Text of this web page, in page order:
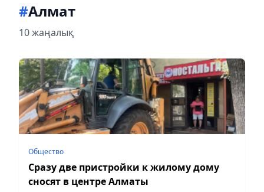
#Алмат
10 жаңалық
Общество
Сразу две пристройки к жилому дому
сносят в центре Алматы